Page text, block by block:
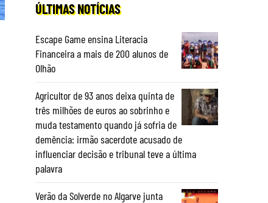
ÚLTIMAS NOTÍCIAS
Escape Game ensina Literacia
Financeira a mais de 200 alunos de
Olhão
Agricultor de 93 anos deixa quinta de
três milhões de euros ao sobrinho e
muda testamento quando já sofria de
demência: irmão sacerdote acusado de
influenciar decisão e tribunal teve a última
palavra
Verão da Solverde no Algarve junta